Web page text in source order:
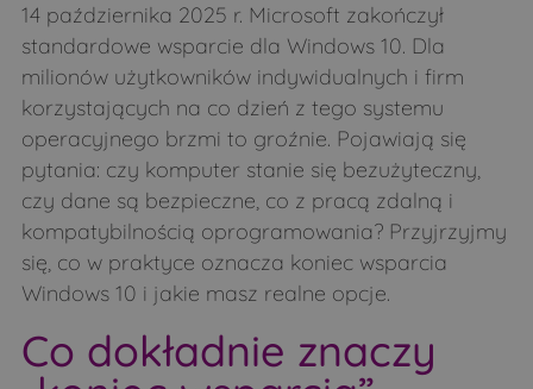
14 października 2025 r. Microsoft zakończył
standardowe wsparcie dla Windows 10. Dla
milionów użytkowników indywidualnych i firm
korzystających na co dzień z tego systemu
operacyjnego brzmi to groźnie. Pojawiają się
pytania: czy komputer stanie się bezużyteczny,
czy dane są bezpieczne, co z pracą zdalną i
kompatybilnością oprogramowania? Przyjrzyjmy
się, co w praktyce oznacza koniec wsparcia
Windows 10 i jakie masz realne opcje.
Co dokładnie znaczy